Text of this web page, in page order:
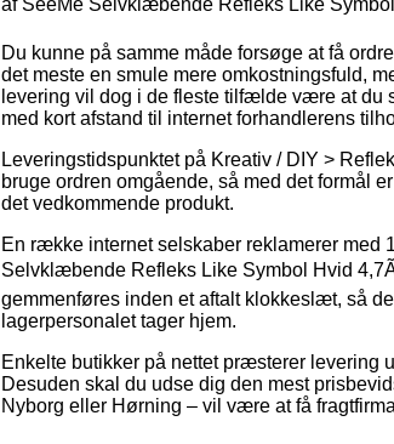
Du kunne på samme måde forsøge at få
det meste en smule mere omkostningsfuld,
levering vil dog i de fleste tilfælde være at du
med kort afstand til internet forhandlerens
Leveringstidspunktet på Kreativ / DIY >
bruge ordren omgående, så med det formål
det vedkommende produkt.
En række internet selskaber reklamerer med
Selvklæbende Refleks Like Symbol Hvid
gemmenføres inden et aftalt klokkeslæt, så
lagerpersonalet tager hjem.
Enkelte butikker på nettet præsterer levering
Desuden skal du udse dig den mest
Nyborg eller Hørning – vil være at få